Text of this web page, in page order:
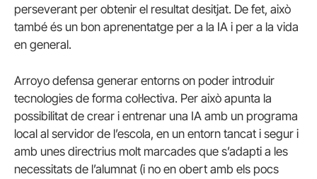
perseverant per obtenir el resultat desitjat. De fet, això
també és un bon aprenentatge per a la IA i per a la vida
en general.
Arroyo defensa generar entorns on poder introduir
tecnologies de forma col·lectiva. Per això apunta la
possibilitat de crear i entrenar una IA amb un programa
local al servidor de l’escola, en un entorn tancat i segur i
amb unes directrius molt marcades que s’adapti a les
necessitats de l’alumnat (i no en obert amb els pocs